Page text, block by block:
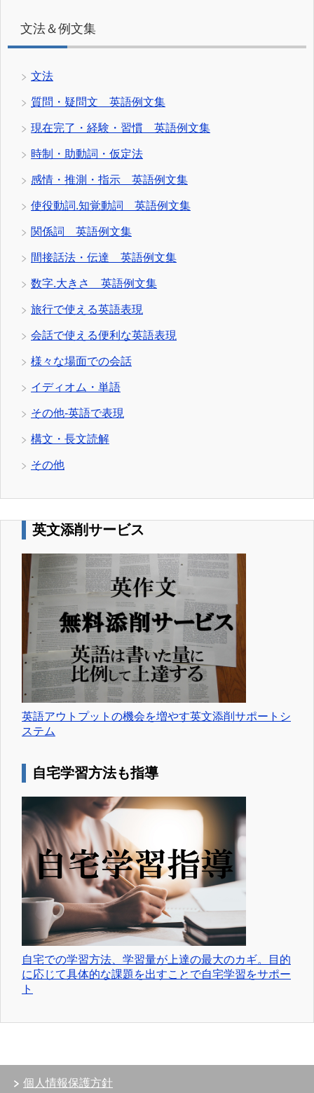
文法＆例文集
文法
質問・疑問文 英語例文集
現在完了・経験・習慣 英語例文集
時制・助動詞・仮定法
感情・推測・指示 英語例文集
使役動詞.知覚動詞 英語例文集
関係詞 英語例文集
間接話法・伝達 英語例文集
数字.大きさ 英語例文集
旅行で使える英語表現
会話で使える便利な英語表現
様々な場面での会話
イディオム・単語
その他-英語で表現
構文・長文読解
その他
英文添削サービス
英語アウトプットの機会を増やす英文添削サポートシ
ステム
自宅学習方法も指導
自宅での学習方法、学習量が上達の最大のカギ。目的
に応じて具体的な課題を出すことで自宅学習をサポー
ト
個人情報保護方針